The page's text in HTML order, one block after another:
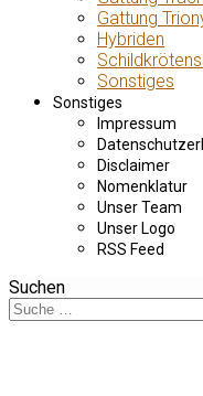
Gattung
Hybriden
Sonstiges
Sonstiges
Impressum
Disclaimer
Nomenklatur
Unser Team
Unser Logo
RSS Feed
Suchen